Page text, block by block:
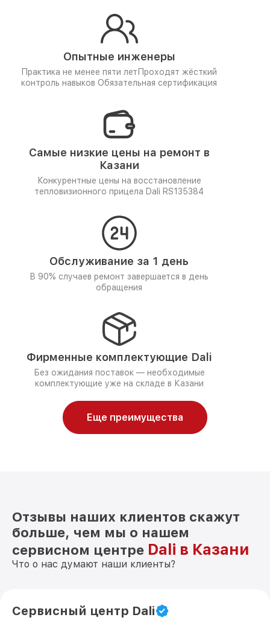
Опытные инженеры
Практика не менее пяти лет Проходят жёсткий
контроль навыков Обязательная сертификация
Самые низкие цены на ремонт в
Казани
Конкурентные цены на восстановление
тепловизионного прицела Dali RS135384
Обслуживание за 1 день
В 90% случаев ремонт завершается в день
обращения
Фирменные комплектующие Dali
Без ожидания поставок — необходимые
комплектующие уже на складе в Казани
Еще преимущества
Отзывы наших клиентов скажут
больше, чем мы о нашем
сервисном центре Dali в Казани
Что о нас думают наши клиенты?
Сервисный центр Dali